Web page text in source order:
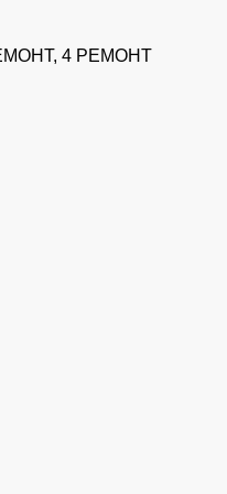
4 РЕМОНТ